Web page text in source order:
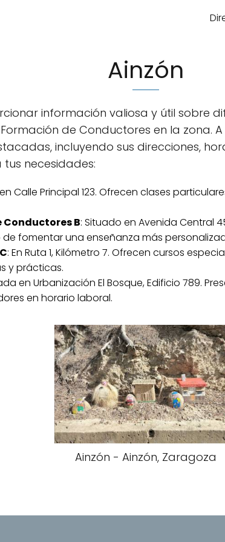
Ainzón
información valiosa y útil sobre
de Conductores en la zona.
incluyendo sus direcciones,
necesidades:
Calle Principal 123. Ofrecen clases
Conductores B: Situado en Avenida Central
fomentar una enseñanza más
: En Ruta 1, Kilómetro 7. Ofrecen cursos
y prácticas.
en Urbanización El Bosque, Edificio 789.
en horario laboral.
Ainzón - Ainzón, Zaragoza